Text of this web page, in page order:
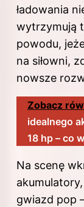
ładowania
wytrzymują
powodu,
na siłowni,
nowsze
Zobacz
idealnego
18 hp – co
Na scenę
gwiazd pop